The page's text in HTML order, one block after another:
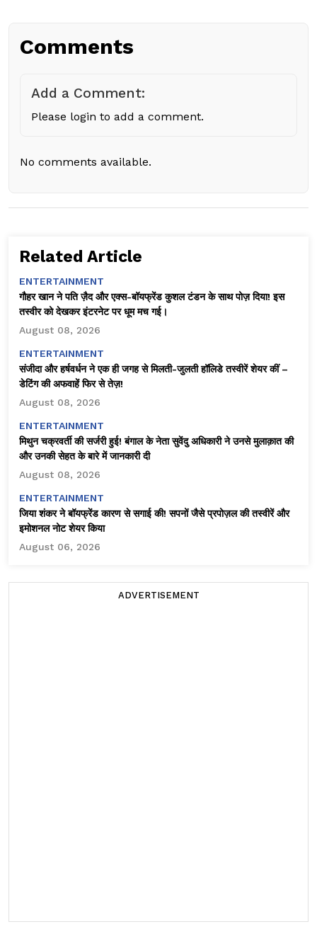
Comments
Add a Comment:
Please login to add a comment.
No comments available.
Related Article
ENTERTAINMENT
गौहर खान ने पति ज़ैद और एक्स-बॉयफ्रेंड कुशल टंडन के साथ पोज़ दिया! इस
तस्वीर को देखकर इंटरनेट पर धूम मच गई।
August 08, 2026
ENTERTAINMENT
संजीदा और हर्षवर्धन ने एक ही जगह से मिलती-जुलती हॉलिडे तस्वीरें शेयर कीं –
डेटिंग की अफवाहें फिर से तेज़!
August 08, 2026
ENTERTAINMENT
मिथुन चक्रवर्ती की सर्जरी हुई! बंगाल के नेता सुवेंदु अधिकारी ने उनसे मुलाक़ात की
और उनकी सेहत के बारे में जानकारी दी
August 08, 2026
ENTERTAINMENT
जिया शंकर ने बॉयफ्रेंड कारण से सगाई की! सपनों जैसे प्रपोज़ल की तस्वीरें और
इमोशनल नोट शेयर किया
August 06, 2026
ADVERTISEMENT